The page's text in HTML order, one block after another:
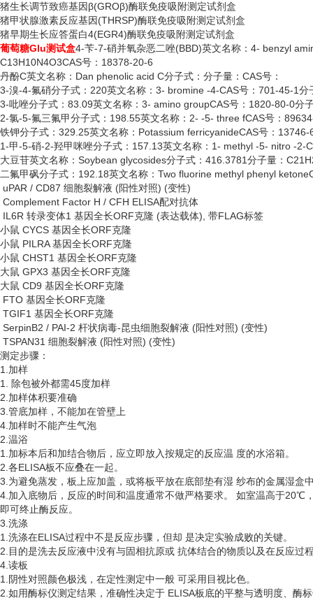
猪生长调节致癌基因β(GROβ)酶联免疫吸附测定试剂盒
猪甲状腺激素反应基因(THRSP)酶联免疫吸附测定试剂盒
猪早期生长应答蛋白4(EGR4)酶联免疫吸附测定试剂盒
葡萄糖Glu测试盒4-苄-7-硝并氧杂恶二唑(BBD)英文名称：4- benzyl
C13H10N4O3CAS号：18378-20-6
丹酚C英文名称：Dan phenolic acid C分子式：分子量：CAS号：
3-溴-4-氟硝分子式：220英文名称：3- bromine -4-CAS号：701-45-1分
3-吡唑分子式：83.09英文名称：3- amino groupCAS号：1820-80-0分
2-氯-5-氟三氟甲分子式：198.55英文名称：2- -5- three fCAS号：
铁钾分子式： 329.25英文名称：Potassium ferricyanideCAS号：
1-甲-5-硝-2-羟甲咪唑分子式：157.13英文名称：1- methyl -5- nitro -2-
大豆苷英文名称： Soybean glycosides分子式：416.3781分子量：
二氟甲砜分子式： 192.18英文名称：Two fluorine methyl phenyl
uPAR / CD87 细胞裂解液 (阳性对照) (变性)
Complement Factor H / CFH ELISA配对抗体
IL6R 转录变体1 基因全长ORF克隆 (表达载体), 带FLAG标签
小鼠 CYCS 基因全长ORF克隆
小鼠 PILRA 基因全长ORF克隆
小鼠 CHST1 基因全长ORF克隆
大鼠 GPX3 基因全长ORF克隆
大鼠 CD9 基因全长ORF克隆
FTO 基因全长ORF克隆
TGIF1 基因全长ORF克隆
SerpinB2 / PAI-2 杆状病毒-昆虫细胞裂解液 (阳性对照) (变性)
TSPAN31 细胞裂解液 (阳性对照) (变性)
测定步骤：
1.加样
1. 除包被外都需45度加样
2.加样体积要准确
3.管底加样，不能加在管壁上
4.加样时不能产生气泡
2.温浴
1.加标本后和加结合物后，应立即放入按规定的反应温 度的水浴箱。
2.各ELISA板不应叠在一起。
3.为避免蒸发，板上应加盖，或将板平放在底部垫有湿 纱布的金属湿盒
4.加入底物后，反应的时间和温度通常不做严格要求。 如室温高于20℃
即可终止酶反应。
3.洗涤
1.洗涤在ELISA过程中不是反应步骤，但却 是决定实验成败的关键。
2.目的是洗去反应液中没有与固相抗原或 抗体结合的物质以及在反应过
4.读板
1.阴性对照颜色极浅，在定性测定中一般 可采用目视比色。
2.如用酶标仪测定结果，准确性决定于 ELISA板底的平整与透明度、酶